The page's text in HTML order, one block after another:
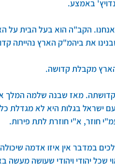
באמצע.
יגור שם. אנחנו כבולים בין 2 מציאויות שהן לא אנחנו. הקב"ה הוא
את ביהמ"ק הארץ נהייתה
הארץ מקבלת קדושה.
מאז שבנה שלמה המלך
ישראל בגלות היא לא מגדלת
חוזר, א"י חוזרת לתת פירות.
במדבר אין איזו אדמה
יהודי ויהודי שעושה מעשה